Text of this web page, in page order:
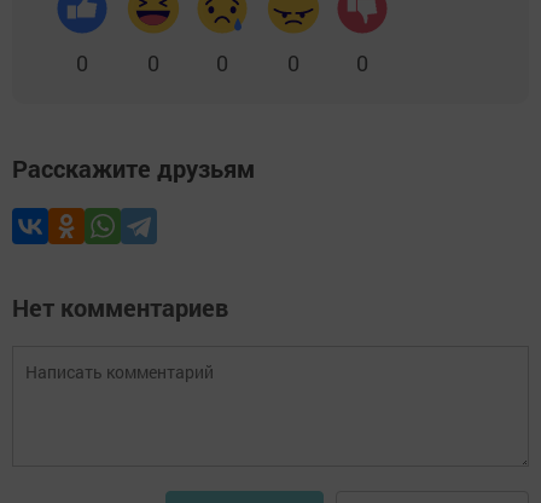
0 0 0 0 0
Расскажите друзьям
Нет комментариев